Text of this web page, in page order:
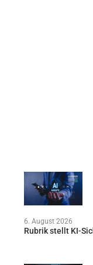
6. August 2026
Rubrik stellt KI-